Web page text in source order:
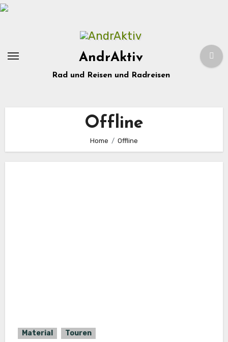
Zum
AndrAktiv
Rad und Reisen und Radreisen
Offline
Home Offline
Material Touren